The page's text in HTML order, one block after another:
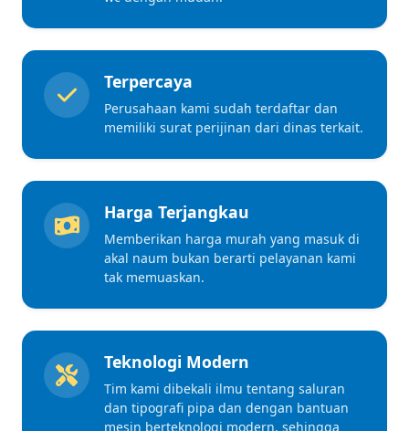
Terpercaya
Perusahaan kami sudah terdaftar dan
memiliki surat perijinan dari dinas terkait.
Harga Terjangkau
Memberikan harga murah yang masuk di
akal naum bukan berarti pelayanan kami
tak memuaskan.
Teknologi Modern
Tim kami dibekali ilmu tentang saluran
dan tipografi pipa dan dengan bantuan
mesin berteknologi modern, sehingga